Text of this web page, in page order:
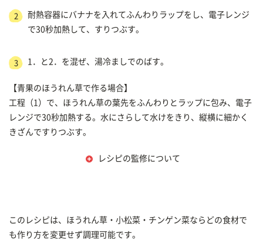
2
耐熱容器にバナナを入れてふんわりラップをし、電子レンジ
で30秒加熱して、すりつぶす。
3 1．と2．を混ぜ、湯冷ましでのばす。
【青果のほうれん草で作る場合】
工程（1）で、ほうれん草の葉先をふんわりとラップに包み、電子
レンジで30秒加熱する。水にさらして水けをきり、縦横に細かく
きざんですりつぶす。
レシピの監修について
このレシピは、ほうれん草・小松菜・チンゲン菜ならどの食材で
も作り方を変更せず調理可能です。